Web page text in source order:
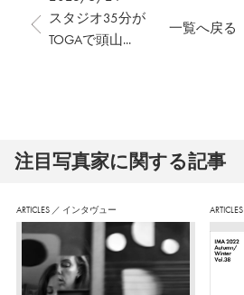
スタジオ35分が
TOGAで頭山...
一覧へ戻る
注⽬写真家に関する記事
ARTICLES ／ インタヴュー ARTICLES